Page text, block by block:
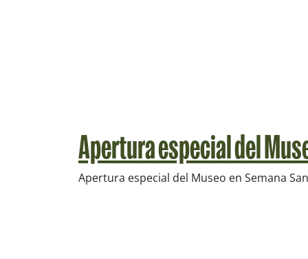
Apertura especial del
Apertura especial del Museo en Semana